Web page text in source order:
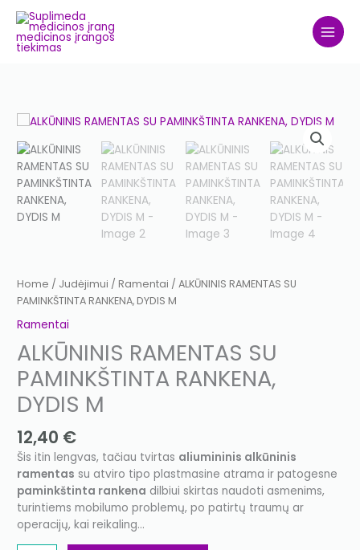
Skip
content
Home / Judėjimui /Ramentai / ALKŪNINIS RAMENTAS SU
PAMINKŠTINTA RANKENA, DYDIS M
Ramentai
ALKŪNINIS RAMENTAS SU
PAMINKŠTINTA RANKENA,
DYDIS M
12,40 €
Šis itin lengvas, tačiau tvirtas aliumininis alkūninis
ramentas su atviro tipo plastmasine atrama ir patogesne
paminkštinta rankena dilbiui skirtas naudoti asmenims,
turintiems mobilumo problemų, po patirtų traumų ar
operacijų, kai reikaling…
ALKŪNINIS
RAMENTAS
SU
PAMINKŠTINTA
RANKENA,
DYDIS
M